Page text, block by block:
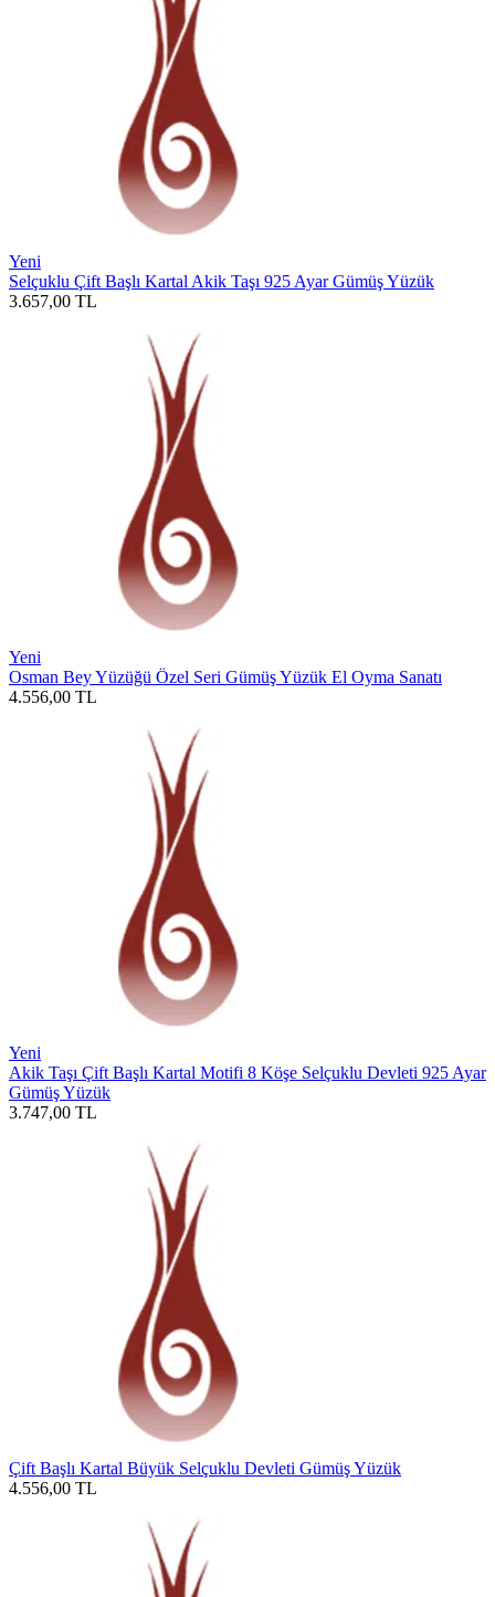
Yeni
Selçuklu Çift Başlı Kartal Akik Taşı 925 Ayar Gümüş Yüzük
3.657,00 TL
Yeni
Osman Bey Yüzüğü Özel Seri Gümüş Yüzük El Oyma Sanatı
4.556,00 TL
Yeni
Akik Taşı Çift Başlı Kartal Motifi 8 Köşe Selçuklu Devleti 925 Ayar
Gümüş Yüzük
3.747,00 TL
Çift Başlı Kartal Büyük Selçuklu Devleti Gümüş Yüzük
4.556,00 TL